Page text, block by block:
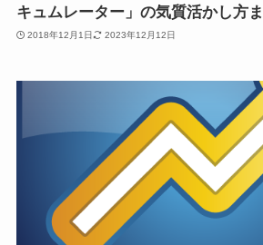
キュムレーター」の気質活かし方
2018年12月1日 2023年12月12日